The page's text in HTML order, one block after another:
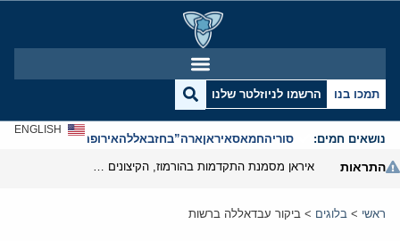
תמכו בנו הרשמו לניוזלטר שלנו
נושאים חמים: סוריהחמאסאיראןארה”בחזבאללהאירופהאנטישמיות
ENGLISH
התראות
ראשי > בלוגים > ביקור עבדאללה ברשות